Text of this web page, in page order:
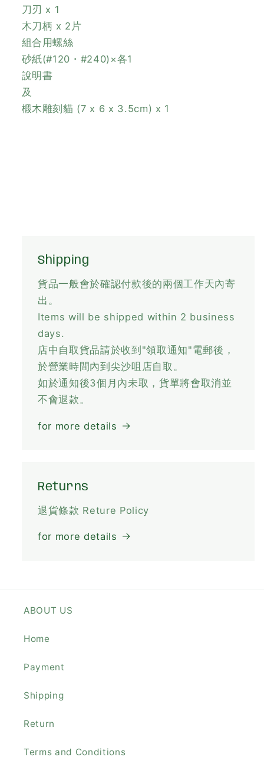
刀刃 x 1
木刀柄 x 2片
組合用螺絲
砂紙(#120・#240)×各1
說明書
及
椴木雕刻貓 (7 x 6 x 3.5cm) x 1
Shipping
貨品一般會於確認付款後的兩個工作天內寄
出。
Items will be shipped within 2 business
days.
店中自取貨品請於收到"領取通知"電郵後，
於營業時間內到尖沙咀店自取。
如於通知後3個月內未取，貨單將會取消並
不會退款。
for more details
Returns
退貨條款 Reture Policy
for more details
ABOUT US
Home
Payment
Shipping
Return
Terms and Conditions